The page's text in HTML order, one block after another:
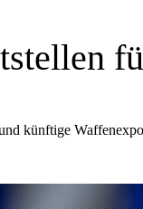
künftige